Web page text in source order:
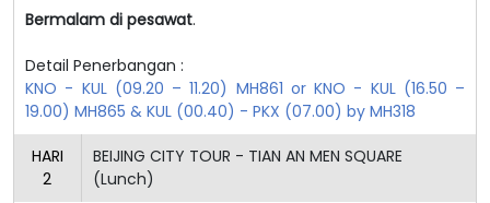
Bermalam di pesawat.
Detail Penerbangan :
KNO - KUL (09.20 – 11.20) MH861 or KNO - KUL (16.50 –
19.00) MH865 & KUL (00.40) - PKX (07.00) by MH318
HARI
2
BEIJING CITY TOUR - TIAN AN MEN SQUARE
(Lunch)